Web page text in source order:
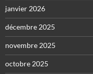
janvier 2026
décembre 2025
novembre 2025
octobre 2025